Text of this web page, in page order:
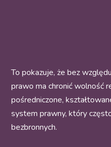
To pokazuje, że bez
prawo ma chronić wolność
pośredniczone,
system prawny, który
bezbronnych.